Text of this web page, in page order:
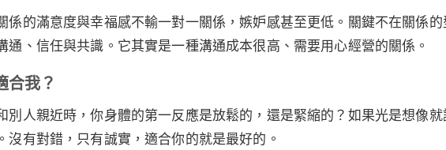
係的滿意度與幸福感不輸一對一關係，嫉妒感甚至更低。關鍵不在關係的
通、信任與共識。它其實是一種溝通成本很高、需要用心經營的關係。
合我？
別人親近時，你身體的第一反應是放鬆的，還是緊縮的？如果光是想像就
有對錯，只有誠實，適合你的就是最好的。